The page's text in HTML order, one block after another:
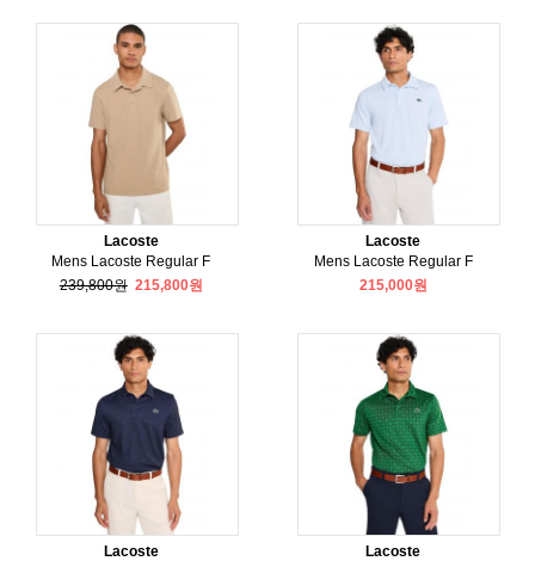
Lacoste
Mens Lacoste Regular F
239,800원 215,800원
Lacoste
Mens Lacoste Regular F
215,000원
Lacoste
Lacoste